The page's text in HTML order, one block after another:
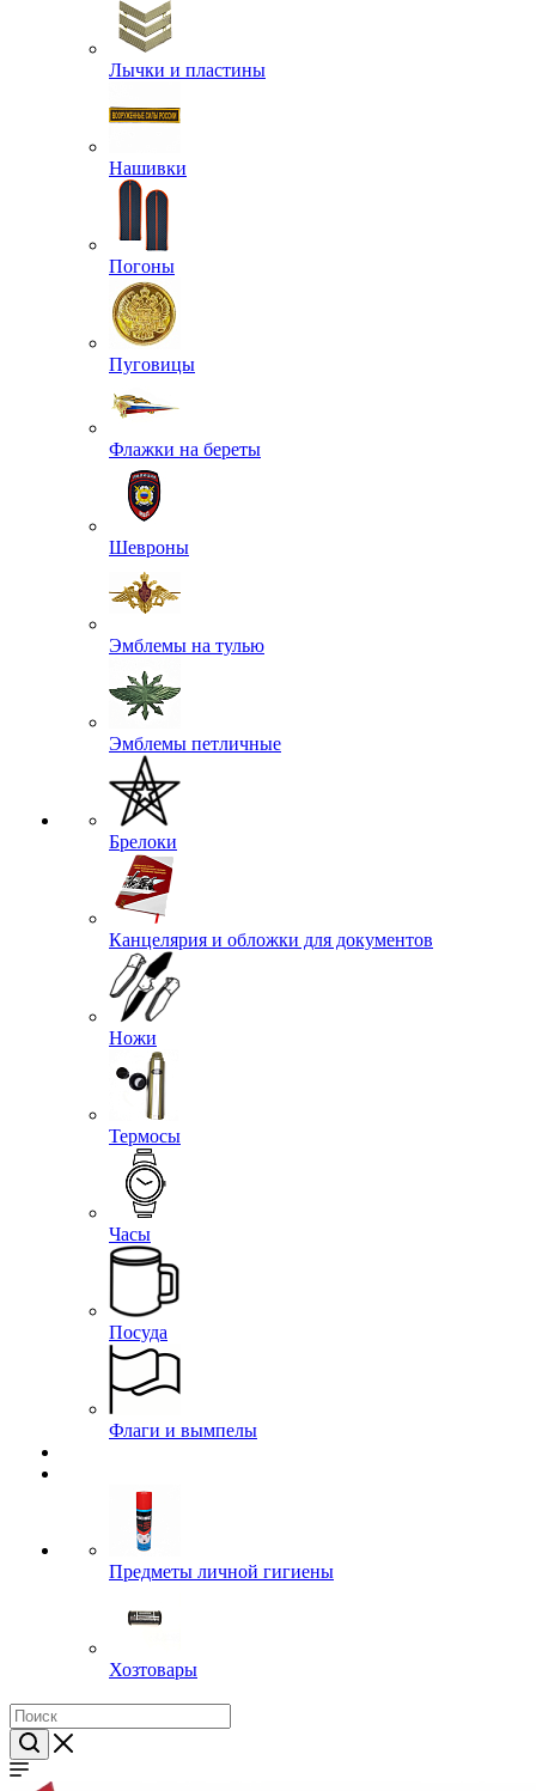
Лычки и пластины
Нашивки
Погоны
Пуговицы
Флажки на береты
Шевроны
Эмблемы на тулью
Эмблемы петличные
Брелоки
Канцелярия и обложки для документов
Ножи
Термосы
Часы
Посуда
Флаги и вымпелы
Предметы личной гигиены
Хозтовары